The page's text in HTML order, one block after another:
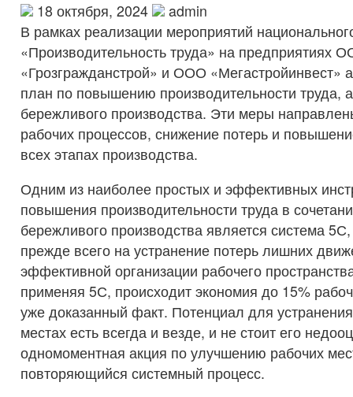
18 октября, 2024
admin
В рамках реализации мероприятий
«Производительность труда» на предприятиях
«Грозгражданстрой» и ООО «Мегастройинвест»
план по повышению производительности труда,
бережливого производства. Эти меры
рабочих процессов, снижение потерь и
всех этапах производства.
Одним из наиболее простых и эффективных
повышения производительности труда в
бережливого производства является система
прежде всего на устранение потерь лишних
эффективной организации рабочего
применяя 5С, происходит экономия до 15%
уже доказанный факт. Потенциал для
местах есть всегда и везде, и не стоит его
одномоментная акция по улучшению рабочих
повторяющийся системный процесс.